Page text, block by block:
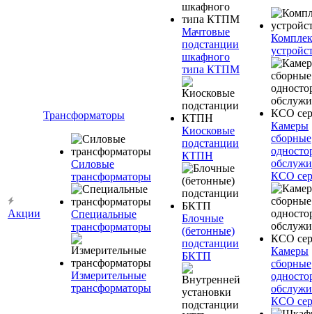
Акции
Трансформаторы
Силовые
трансформаторы
Специальные
трансформаторы
Измерительные
трансформаторы
Мачтовые
подстанции
шкафного
типа КТПМ
Киосковые
подстанции
КТПН
Блочные
(бетонные)
подстанции
БКТП
Камеры
сборные
КСО
Камеры
сборные
КСО